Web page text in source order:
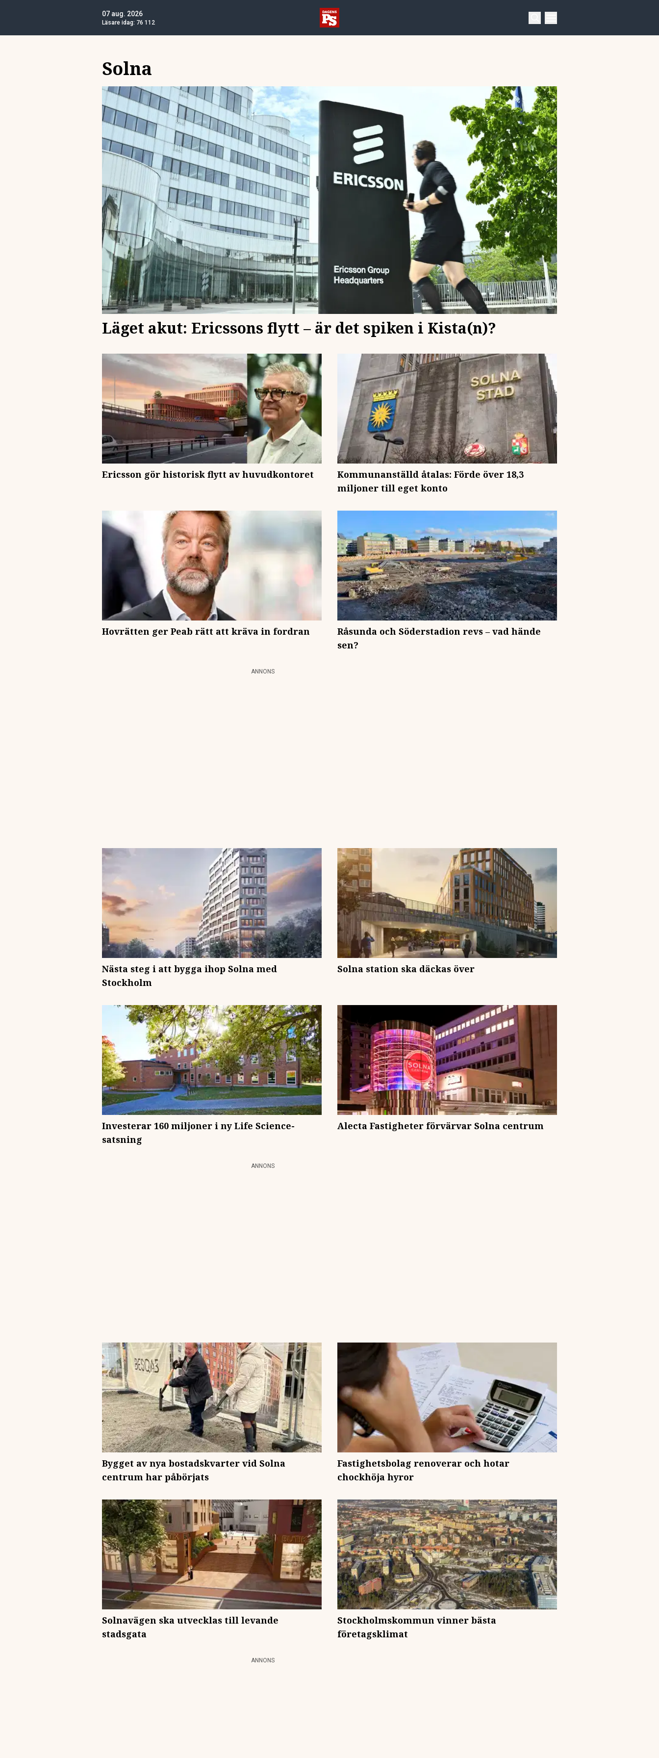
07 aug. 2026
Läsare idag: 76 112
Solna
Läget akut: Ericssons flytt – är det spiken i Kista(n)?
Ericsson gör historisk flytt av huvudkontoret
Kommunanställd åtalas: Förde över 18,3
miljoner till eget konto
Hovrätten ger Peab rätt att kräva in fordran
Råsunda och Söderstadion revs – vad hände
sen?
ANNONS
Nästa steg i att bygga ihop Solna med
Stockholm
Solna station ska däckas över
Investerar 160 miljoner i ny Life Science-
satsning
Alecta Fastigheter förvärvar Solna centrum
ANNONS
Bygget av nya bostadskvarter vid Solna
centrum har påbörjats
Fastighetsbolag renoverar och hotar
chockhöja hyror
Solnavägen ska utvecklas till levande
stadsgata
Stockholmskommun vinner bästa
företagsklimat
ANNONS